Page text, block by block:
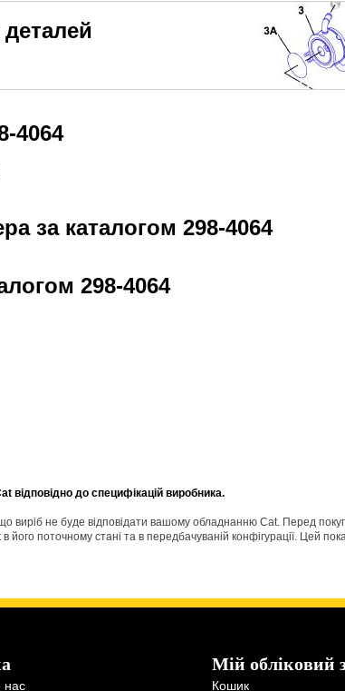
4064
за каталогом 298-4064
298-4064
до специфікацій виробника.
що виріб не буде відповідати вашому обладнанню Cat. Перед
поточному стані та в передбачуваній конфігурації. Цей
нас
Мій обліковий
Кошик